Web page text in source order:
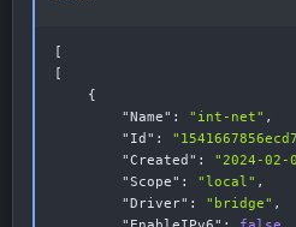
[
[
{
"Name" : "int-net" ,
"Id" :
"Created" : "2024-02-
"Scope" : "local" ,
"Driver" : "bridge" ,